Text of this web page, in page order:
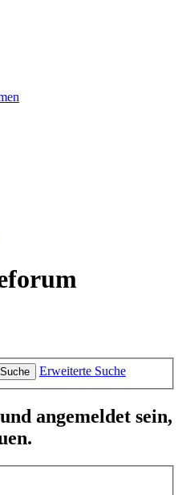
Suche Erweiterte Suche
angemeldet sein,